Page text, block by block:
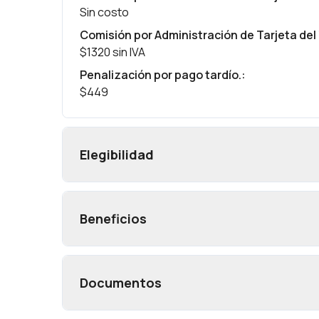
Sin costo
Comisión por Administración de Tarjeta
$1320 sin IVA
Penalización por pago tardío.:
$449
Elegibilidad
Beneficios
Documentos